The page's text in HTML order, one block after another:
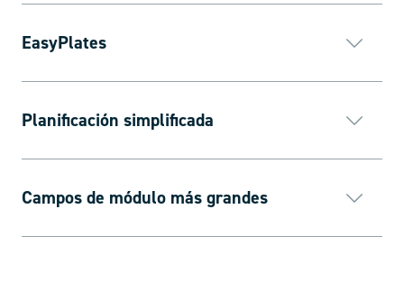
EasyPlates
Planificación simplificada
Campos de módulo más grandes